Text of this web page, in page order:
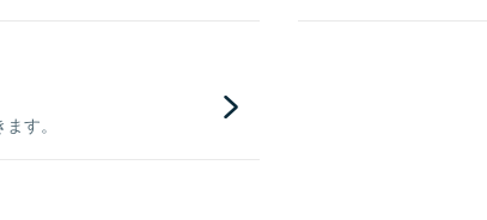
す。